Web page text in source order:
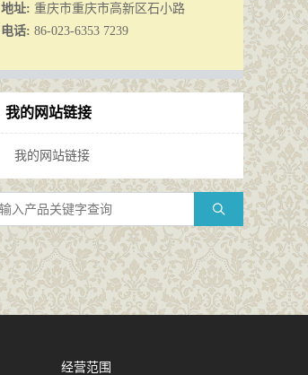
地址: 重庆市重庆市高新区石小路
电话: 86-023-6353 7239
我的网站链接
我的网站链接
经营范围